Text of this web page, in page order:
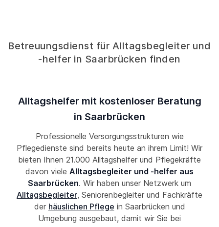
Betreuungsdienst für Alltagsbegleiter und
-helfer in Saarbrücken finden
Alltagshelfer mit kostenloser Beratung
in Saarbrücken
Professionelle Versorgungsstrukturen wie
Pflegedienste sind bereits heute an ihrem Limit! Wir
bieten Ihnen 21.000 Alltagshelfer und Pflegekräfte
davon viele Alltagsbegleiter und -helfer aus
Saarbrücken. Wir haben unser Netzwerk um
Alltagsbegleiter, Seniorenbegleiter und Fachkräfte
der häuslichen Pflege in Saarbrücken und
Umgebung ausgebaut, damit wir Sie bei